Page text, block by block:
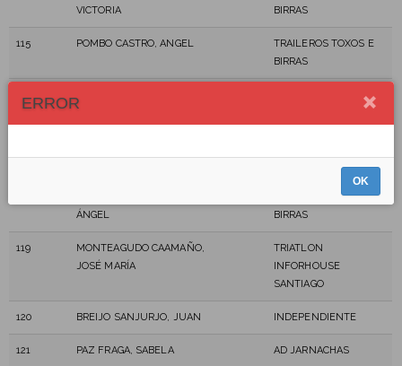
VICTORIA
BIRRAS
115 POMBO CASTRO, ANGEL
TRAILEROS TOXOS E
BIRRAS
ÁNGEL
TRAILEROS TOXOS E
BIRRAS
119
MONTEAGUDO CAAMAÑO,
JOSÉ MARÍA
TRIATLON
INFORHOUSE
SANTIAGO
120 BREIJO SANJURJO, JUAN INDEPENDIENTE
121 PAZ FRAGA, SABELA AD JARNACHAS
ERROR
OK